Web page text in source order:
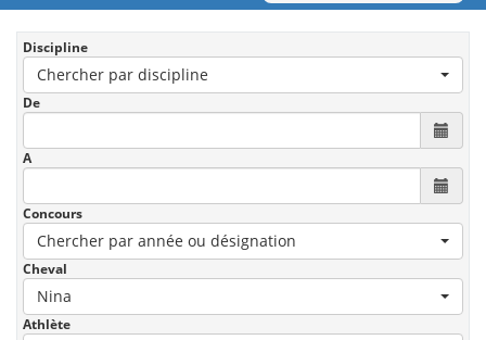
Discipline
Chercher par discipline
De
A
Concours
Chercher par année ou désignation
Cheval
Nina
Athlète